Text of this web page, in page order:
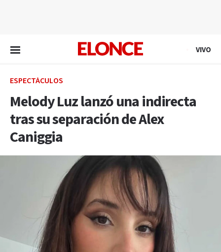
VIVO
ESPECTÁCULOS
Melody Luz lanzó una indirecta
tras su separación de Alex
Caniggia